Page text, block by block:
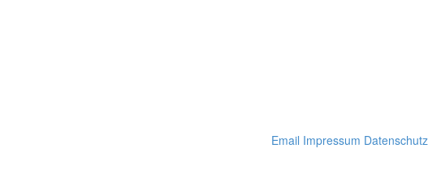
Email Impressum Datenschutz